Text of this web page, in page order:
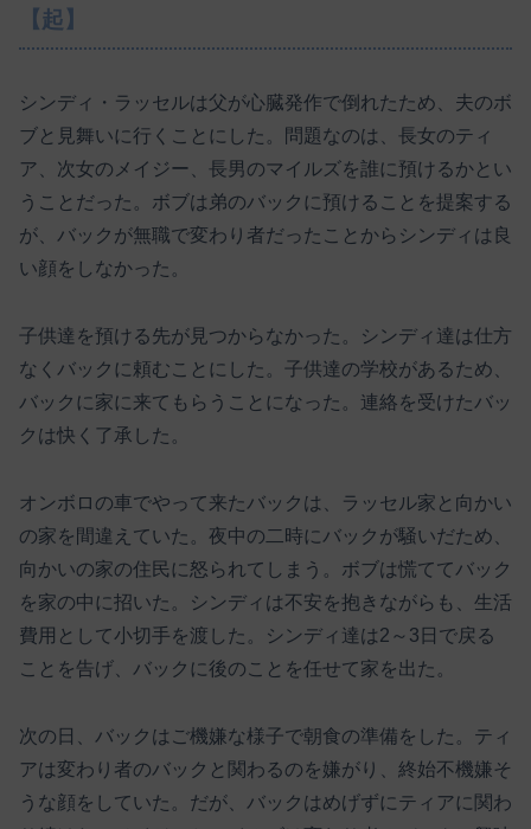
【起】
シンディ・ラッセルは父が心臓発作で倒れたため、夫のボ
ブと見舞いに行くことにした。問題なのは、長女のティ
ア、次女のメイジー、長男のマイルズを誰に預けるかとい
うことだった。ボブは弟のバックに預けることを提案する
が、バックが無職で変わり者だったことからシンディは良
い顔をしなかった。
子供達を預ける先が見つからなかった。シンディ達は仕方
なくバックに頼むことにした。子供達の学校があるため、
バックに家に来てもらうことになった。連絡を受けたバッ
クは快く了承した。
オンボロの車でやって来たバックは、ラッセル家と向かい
の家を間違えていた。夜中の二時にバックが騒いだため、
向かいの家の住民に怒られてしまう。ボブは慌ててバック
を家の中に招いた。シンディは不安を抱きながらも、生活
費用として小切手を渡した。シンディ達は2～3日で戻る
ことを告げ、バックに後のことを任せて家を出た。
次の日、バックはご機嫌な様子で朝食の準備をした。ティ
アは変わり者のバックと関わるのを嫌がり、終始不機嫌そ
うな顔をしていた。だが、バックはめげずにティアに関わ